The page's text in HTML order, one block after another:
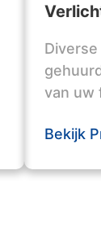
van uw
Bekijk